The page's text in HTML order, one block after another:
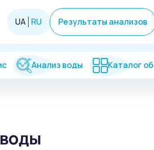
UA RU Результаты анализов
Анализ воды Каталог